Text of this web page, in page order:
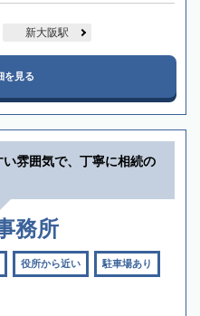
新大阪駅
を見る
い雰囲気で、丁寧に相続の
務所
役所から近い 駐車場あり